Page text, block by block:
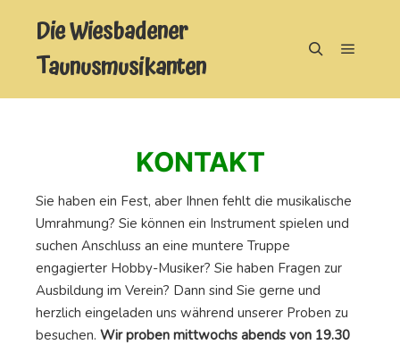
Die Wiesbadener
Taunusmusikanten
KONTAKT
Sie haben ein Fest, aber Ihnen fehlt die musikalische
Umrahmung? Sie können ein Instrument spielen und
suchen Anschluss an eine muntere Truppe
engagierter Hobby-Musiker? Sie haben Fragen zur
Ausbildung im Verein? Dann sind Sie gerne und
herzlich eingeladen uns während unserer Proben zu
besuchen. Wir proben mittwochs abends von 19.30